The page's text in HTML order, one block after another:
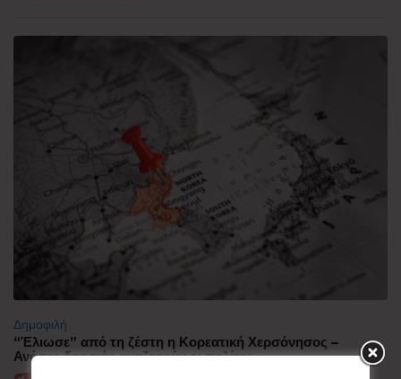
Δημοφιλή
“Έλιωσε” από τη ζέστη η Κορεατική Χερσόνησος –
Ανάσες δροσιάς αναζητούν οι πολίτες